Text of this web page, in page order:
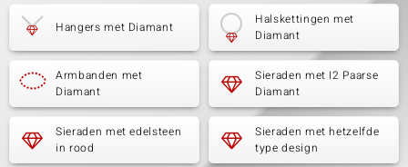
Hangers met Diamant
Halskettingen met
Diamant
Armbanden met
Diamant
Sieraden met I2 Paarse
Diamant
Sieraden met edelsteen
in rood
Sieraden met hetzelfde
type design